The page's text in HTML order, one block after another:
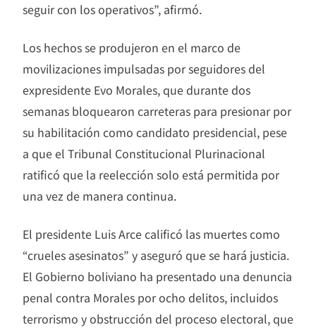
seguir con los operativos”, afirmó.
Los hechos se produjeron en el marco de
movilizaciones impulsadas por seguidores del
expresidente Evo Morales, que durante dos
semanas bloquearon carreteras para presionar por
su habilitación como candidato presidencial, pese
a que el Tribunal Constitucional Plurinacional
ratificó que la reelección solo está permitida por
una vez de manera continua.
El presidente Luis Arce calificó las muertes como
“crueles asesinatos” y aseguró que se hará justicia.
El Gobierno boliviano ha presentado una denuncia
penal contra Morales por ocho delitos, incluidos
terrorismo y obstrucción del proceso electoral, que